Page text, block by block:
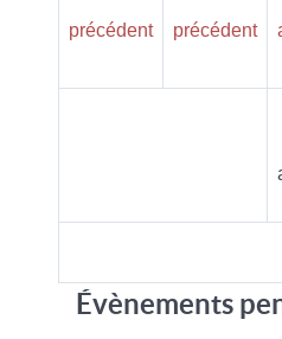
Évènements